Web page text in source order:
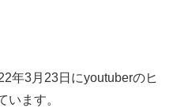
年3月23日にyoutuberのヒ
います。